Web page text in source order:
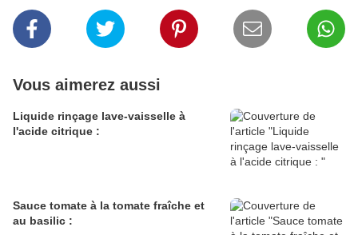
Vous aimerez aussi
Liquide rinçage lave-vaisselle à
l'acide citrique :
Sauce tomate à la tomate fraîche et
au basilic :